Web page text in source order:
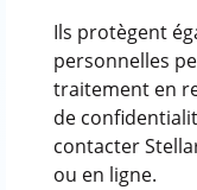
Ils protègent
personnelles
traitement en
de
contacter
ou en ligne.